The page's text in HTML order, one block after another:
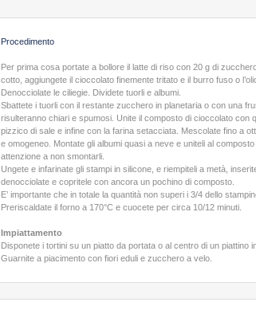
Procedimento
Per prima cosa portate a bollore il latte di riso con 20 g di
cotto, aggiungete il cioccolato finemente tritato e il burro fuso o
Denocciolate le ciliegie. Dividete tuorli e albumi.
Sbattete i tuorli con il restante zucchero in planetaria o con una
risulteranno chiari e spumosi. Unite il composto di cioccolato con
pizzico di sale e infine con la farina setacciata. Mescolate fino a
e omogeneo. Montate gli albumi quasi a neve e uniteli al
attenzione a non smontarli.
Ungete e infarinate gli stampi in silicone, e riempiteli a metà,
denocciolate e copritele con ancora un pochino di composto.
E’ importante che in totale la quantità non superi i 3/4 dello
Preriscaldate il forno a 170°C e cuocete per circa 10/12 minuti.
Impiattamento
Disponete i tortini su un piatto da portata o al centro di un piattino
Guarnite a piacimento con fiori eduli e zucchero a velo.